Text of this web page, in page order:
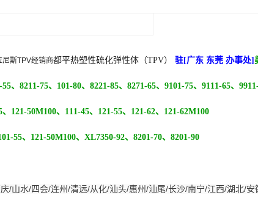
尼斯TPV经销商都平热塑性硫化弹性体（TPV） 驻[广东 东莞 办事处]
、8211-75、101-80、8221-85、8271-65、9101-75、9111-65、
121-50M100、111-45、121-55、121-62、121-62M100
55、121-50M100、XL7350-92、8201-70、8201-90
/山水/四会/连州/清远/从化/汕头/惠州/汕尾/长沙/南宁/江西/湖北/安